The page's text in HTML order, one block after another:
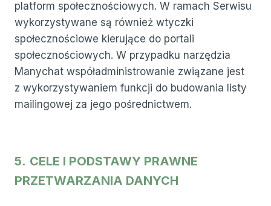
platform społecznościowych. W ramach Serwisu
wykorzystywane są również wtyczki
społecznościowe kierujące do portali
społecznościowych. W przypadku narzędzia
Manychat współadministrowanie związane jest
z wykorzystywaniem funkcji do budowania listy
mailingowej za jego pośrednictwem.
5. CELE I PODSTAWY PRAWNE
PRZETWARZANIA DANYCH